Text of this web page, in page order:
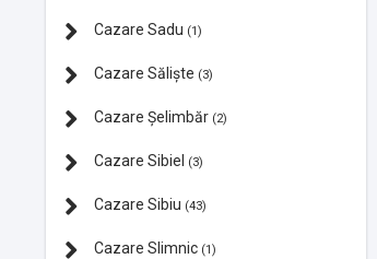
Cazare Sadu (1)
Cazare Săliște (3)
Cazare Şelimbăr (2)
Cazare Sibiel (3)
Cazare Sibiu (43)
Cazare Slimnic (1)